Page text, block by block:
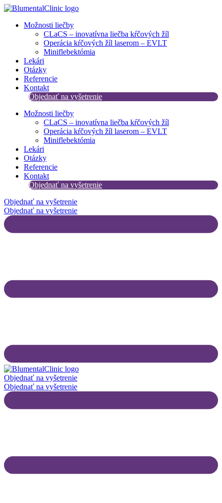
Preskočiť
obsah
Možnosti liečby
CLaCS – inovatívna liečba kŕčových žíl​
Operácia kŕčových žíl laserom – EVLT
Miniflebektómia
Lekári
Otázky
Referencie
Kontakt
Objednať na vyšetrenie
Možnosti liečby
CLaCS – inovatívna liečba kŕčových žíl​
Operácia kŕčových žíl laserom – EVLT
Miniflebektómia
Lekári
Otázky
Referencie
Kontakt
Objednať na vyšetrenie
Objednať na vyšetrenie
Objednať na vyšetrenie
Objednať na vyšetrenie
Objednať na vyšetrenie